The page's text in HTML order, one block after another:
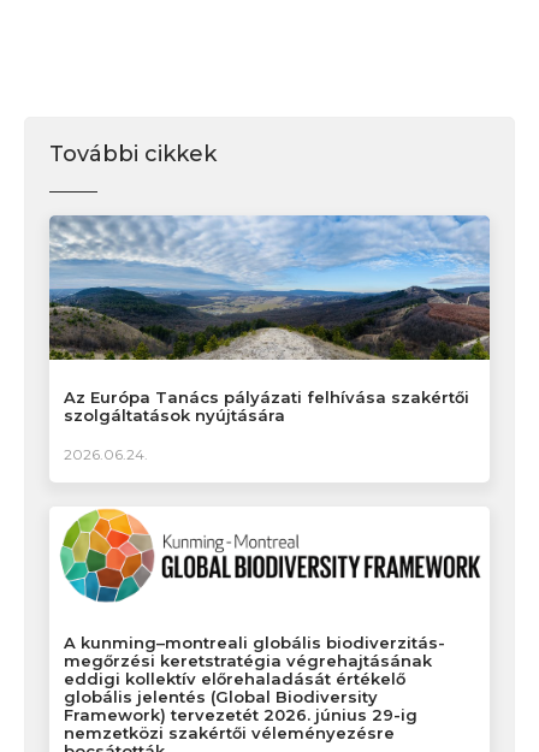
További cikkek
Az Európa Tanács pályázati felhívása szakértői
szolgáltatások nyújtására
2026.06.24.
A kunming–montreali globális biodiverzitás-
megőrzési keretstratégia végrehajtásának
eddigi kollektív előrehaladását értékelő
globális jelentés (Global Biodiversity
Framework) tervezetét 2026. június 29-ig
nemzetközi szakértői véleményezésre